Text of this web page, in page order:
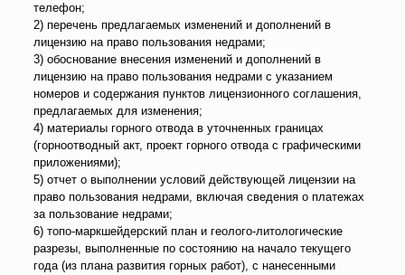
телефон;
2) перечень предлагаемых изменений и дополнений в
лицензию на право пользования недрами;
3) обоснование внесения изменений и дополнений в
лицензию на право пользования недрами с указанием
номеров и содержания пунктов лицензионного соглашения,
предлагаемых для изменения;
4) материалы горного отвода в уточненных границах
(горноотводный акт, проект горного отвода с графическими
приложениями);
5) отчет о выполнении условий действующей лицензии на
право пользования недрами, включая сведения о платежах
за пользование недрами;
6) топо-маркшейдерский план и геолого-литологические
разрезы, выполненные по состоянию на начало текущего
года (из плана развития горных работ), с нанесенными